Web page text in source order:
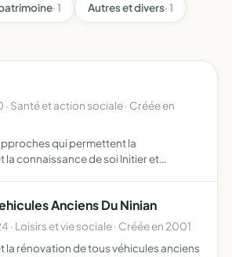
· 1 Autres et divers· 1
· Santé et action sociale · Créée en
qui permettent la
la connaissance de soi Initier et
sessio…Anciens Du Ninian
· Loisirs et vie sociale · Créée en 2001
la rénovation de tous véhicules anciens